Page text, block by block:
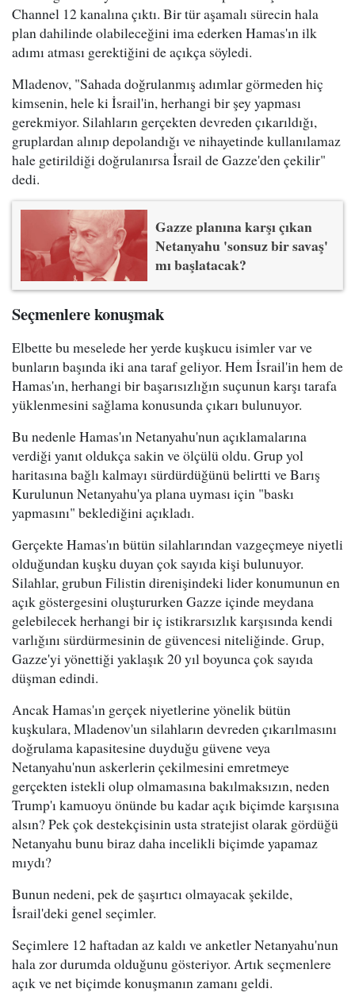
Channel 12 kanalına çıktı. Bir tür aşamalı sürecin hala
plan dahilinde olabileceğini ima ederken Hamas'ın ilk
adımı atması gerektiğini de açıkça söyledi.
Mladenov, "Sahada doğrulanmış adımlar görmeden hiç
kimsenin, hele ki İsrail'in, herhangi bir şey yapması
gerekmiyor. Silahların gerçekten devreden çıkarıldığı,
gruplardan alınıp depolandığı ve nihayetinde kullanılamaz
hale getirildiği doğrulanırsa İsrail de Gazze'den çekilir"
dedi.
Gazze planına karşı çıkan
Netanyahu 'sonsuz bir savaş'
mı başlatacak?
Seçmenlere konuşmak
Elbette bu meselede her yerde kuşkucu isimler var ve
bunların başında iki ana taraf geliyor. Hem İsrail'in hem de
Hamas'ın, herhangi bir başarısızlığın suçunun karşı tarafa
yüklenmesini sağlama konusunda çıkarı bulunuyor.
Bu nedenle Hamas'ın Netanyahu'nun açıklamalarına
verdiği yanıt oldukça sakin ve ölçülü oldu. Grup yol
haritasına bağlı kalmayı sürdürdüğünü belirtti ve Barış
Kurulunun Netanyahu'ya plana uyması için "baskı
yapmasını" beklediğini açıkladı.
Gerçekte Hamas'ın bütün silahlarından vazgeçmeye niyetli
olduğundan kuşku duyan çok sayıda kişi bulunuyor.
Silahlar, grubun Filistin direnişindeki lider konumunun en
açık göstergesini oluştururken Gazze içinde meydana
gelebilecek herhangi bir iç istikrarsızlık karşısında kendi
varlığını sürdürmesinin de güvencesi niteliğinde. Grup,
Gazze'yi yönettiği yaklaşık 20 yıl boyunca çok sayıda
düşman edindi.
Ancak Hamas'ın gerçek niyetlerine yönelik bütün
kuşkulara, Mladenov'un silahların devreden çıkarılmasını
doğrulama kapasitesine duyduğu güvene veya
Netanyahu'nun askerlerin çekilmesini emretmeye
gerçekten istekli olup olmamasına bakılmaksızın, neden
Trump'ı kamuoyu önünde bu kadar açık biçimde karşısına
alsın? Pek çok destekçisinin usta stratejist olarak gördüğü
Netanyahu bunu biraz daha incelikli biçimde yapamaz
mıydı?
Bunun nedeni, pek de şaşırtıcı olmayacak şekilde,
İsrail'deki genel seçimler.
Seçimlere 12 haftadan az kaldı ve anketler Netanyahu'nun
hala zor durumda olduğunu gösteriyor. Artık seçmenlere
açık ve net biçimde konuşmanın zamanı geldi.